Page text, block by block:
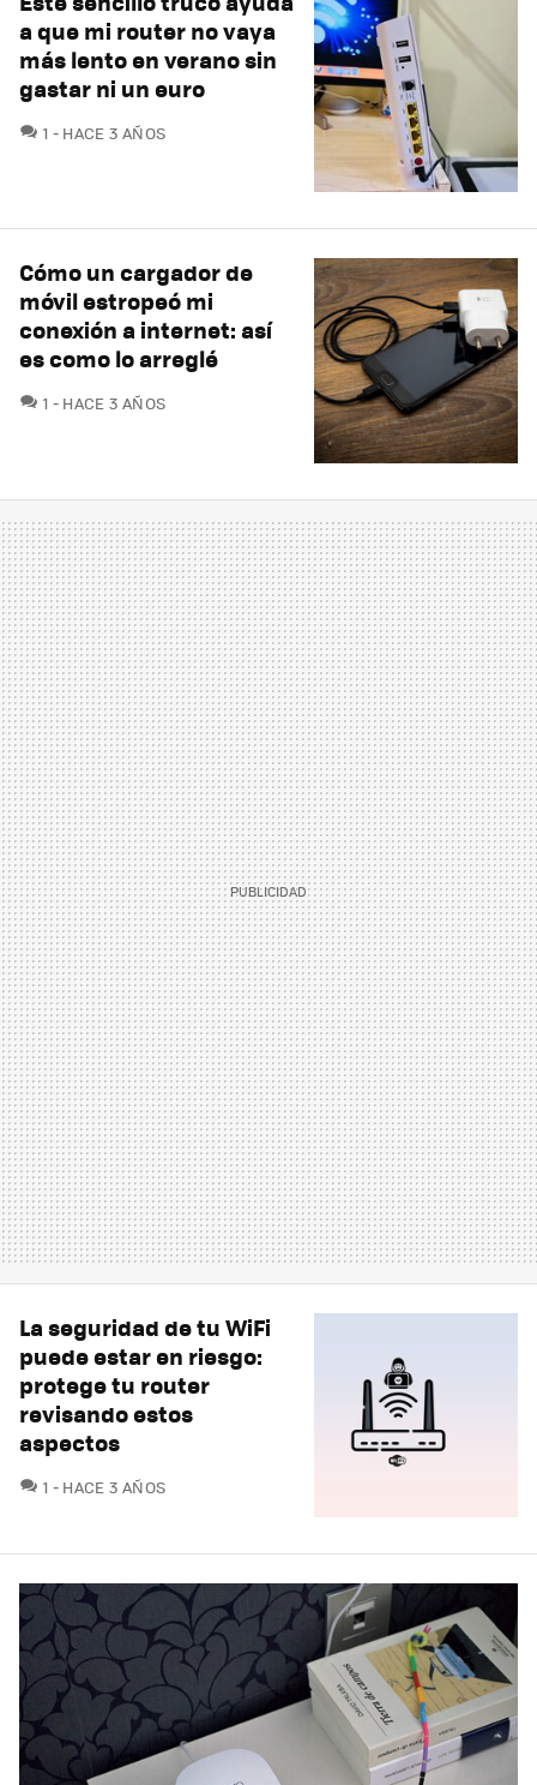
a que mi router no vaya
más lento en verano sin
gastar ni un euro
1 COMENTARIOS
HACE 3 AÑOS
Cómo un cargador de
móvil estropeó mi
conexión a internet: así
es como lo arreglé
1 COMENTARIOS
HACE 3 AÑOS
La seguridad de tu WiFi
puede estar en riesgo:
protege tu router
revisando estos
aspectos
1 COMENTARIOS
HACE 3 AÑOS